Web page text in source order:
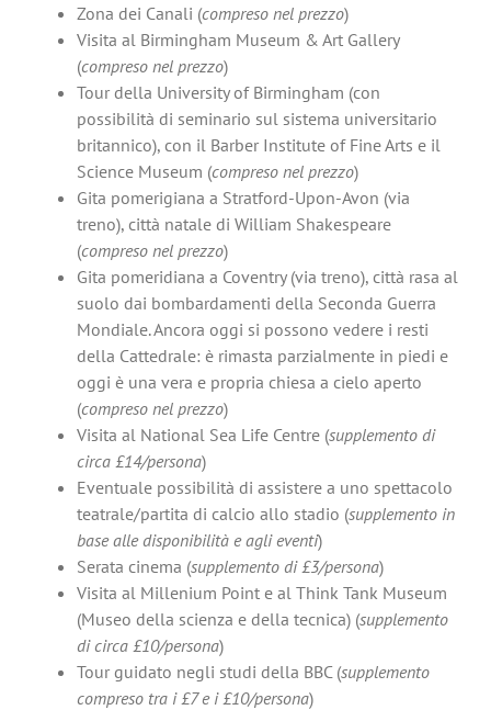
Zona dei Canali (compreso nel prezzo)
Visita al Birmingham Museum & Art Gallery
(compreso nel prezzo)
Tour della University of Birmingham (con
possibilità di seminario sul sistema universitario
britannico), con il Barber Institute of Fine Arts e il
Science Museum (compreso nel prezzo)
Gita pomerigiana a Stratford-Upon-Avon (via
treno), città natale di William Shakespeare
(compreso nel prezzo)
Gita pomeridiana a Coventry (via treno), città rasa al
suolo dai bombardamenti della Seconda Guerra
Mondiale. Ancora oggi si possono vedere i resti
della Cattedrale: è rimasta parzialmente in piedi e
oggi è una vera e propria chiesa a cielo aperto
(compreso nel prezzo)
Visita al National Sea Life Centre (supplemento di
circa £14/persona)
Eventuale possibilità di assistere a uno spettacolo
teatrale/partita di calcio allo stadio (supplemento in
base alle disponibilità e agli eventi)
Serata cinema (supplemento di £3/persona)
Visita al Millenium Point e al Think Tank Museum
(Museo della scienza e della tecnica) (supplemento
di circa £10/persona)
Tour guidato negli studi della BBC (supplemento
compreso tra i £7 e i £10/persona)